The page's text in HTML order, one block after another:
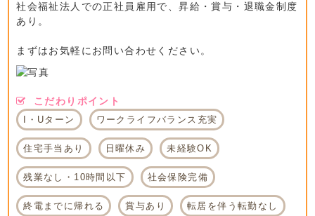
社会福祉法人での正社員雇用で、昇給・賞与・退職金制度
あり。
まずはお気軽にお問い合わせください。
こだわりポイント
I・Uターン ワークライフバランス充実
住宅手当あり 日曜休み 未経験OK
残業なし・10時間以下 社会保険完備
終電までに帰れる 賞与あり 転居を伴う転勤なし